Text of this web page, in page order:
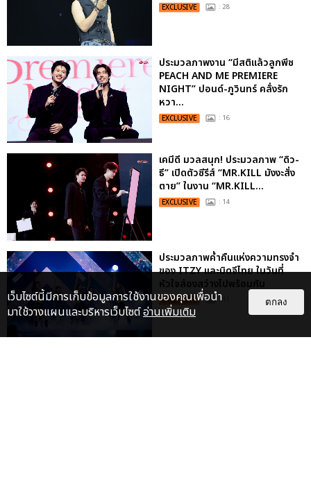
EXCLUSIVE : 28
ประมวลภาพงาน “มีสติแล้วลูกพีช
PEACH AND ME PREMIERE
NIGHT” ปอนด์-ภูวินทร์ คลั่งรัก
หวา...
EXCLUSIVE : 16
เคมีดี มวลสนุก! ประมวลภาพ “ดิว-
ธี” เปิดตัวซีรีส์ “MR.KILL มังงะสั่ง
ตาย” ในงาน “MR.KILL...
EXCLUSIVE : 14
ประมวลภาพค่ำคืนแห่งความทรงจำ
ของ ITZY และมิดจีไทย ในวันที่
หัวใจส่องสว่างไปพร้อมกัน
EXCLUSIVE : 11
เว็บไซต์นี้มีการเก็บข้อมูลการใช้งานของคุณเพื่อนำ
มาใช้วางแผนและบริหารเว็บไซต์อ่านเพิ่มเติม
ตกลง